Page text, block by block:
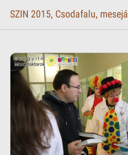
SZIN 2015, Csodafalu,